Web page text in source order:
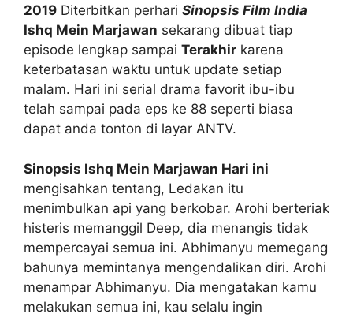
2019 Diterbitkan perhari Sinopsis Film India
Ishq Mein Marjawan sekarang dibuat tiap
episode lengkap sampai Terakhir karena
keterbatasan waktu untuk update setiap
malam. Hari ini serial drama favorit ibu-ibu
telah sampai pada eps ke 88 seperti biasa
dapat anda tonton di layar ANTV.
Sinopsis Ishq Mein Marjawan Hari ini
mengisahkan tentang, Ledakan itu
menimbulkan api yang berkobar. Arohi berteriak
histeris memanggil Deep, dia menangis tidak
mempercayai semua ini. Abhimanyu memegang
bahunya memintanya mengendalikan diri. Arohi
menampar Abhimanyu. Dia mengatakan kamu
melakukan semua ini, kau selalu ingin